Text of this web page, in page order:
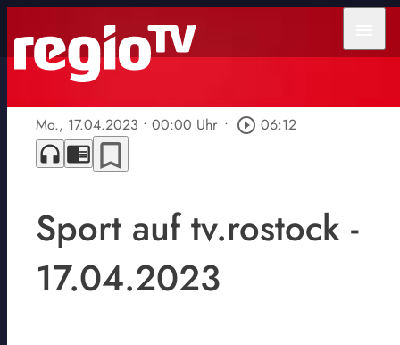
Mo., 17.04.2023 • 00:00 Uhr • play_circle_outline 06:12
headphones chrome_reader_mode bookmark_border
Sport auf tv.rostock -
17.04.2023